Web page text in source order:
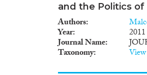
and the Politics of
Authors
Year 2011
Journal Name
Taxonomy